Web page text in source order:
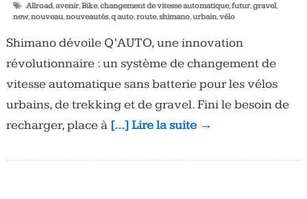
Allroad,avenir,Bike,changement de vitesse automatique,futur,gravel,
new,nouveau,nouveautés,q auto,route,shimano,urbain,vélo
Shimano dévoile Q’AUTO, une innovation
révolutionnaire : un système de changement de
vitesse automatique sans batterie pour les vélos
urbains, de trekking et de gravel. Fini le besoin de
recharger, place à […] Lire la suite →